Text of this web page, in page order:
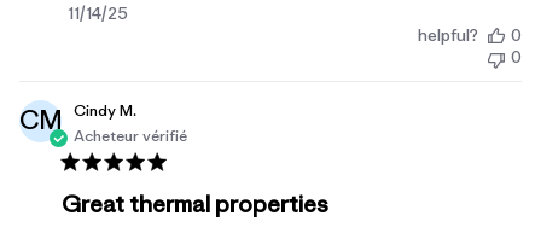
Date
11/14/25
helpful?
0
0
CM Cindy M.
Acheteur vérifié
Great thermal properties